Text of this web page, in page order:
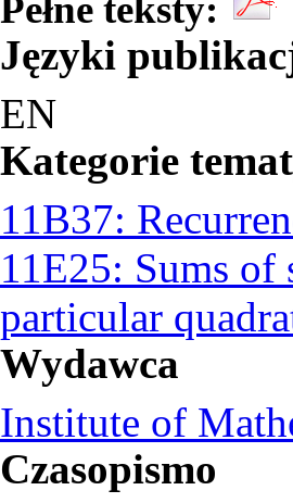
Pełne teksty:
Języki
EN
Kategorie
11B37:
11E25: Sums of
particular
Wydawca
Institute of
Czasopismo